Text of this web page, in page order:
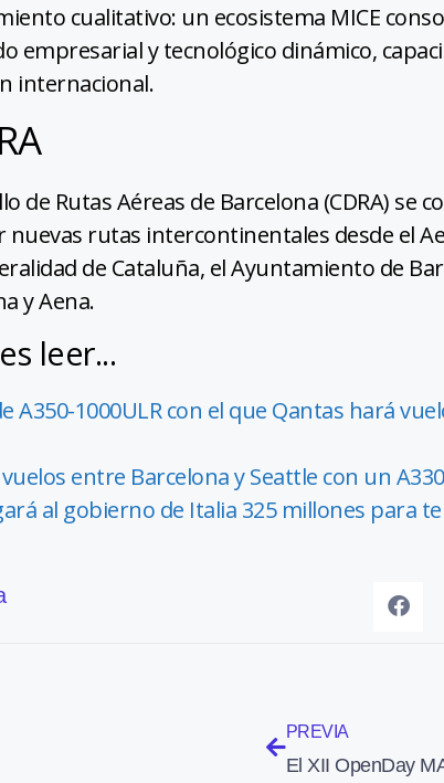
cualitativo: un ecosistema MICE
empresarial y tecnológico dinámico,
internacional.
de Rutas Aéreas de Barcelona (CDRA) se
rutas intercontinentales desde el
de Cataluña, el Ayuntamiento de
y Aena.
leer...
A350-1000ULR con el que Qantas hará
entre Barcelona y Seattle con un
al gobierno de Italia 325 millones para
PREVIA